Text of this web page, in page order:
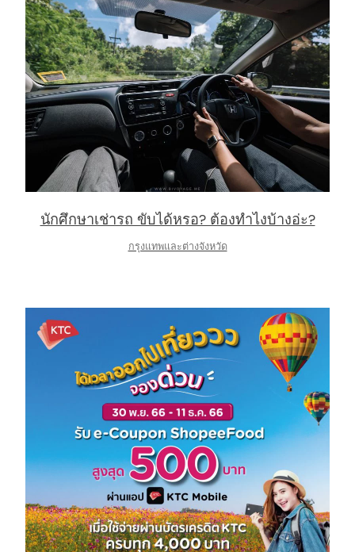
นักศึกษาเช่ารถ ขับได้หรอ? ต้องทำไงบ้างอ่ะ?
กรุงแทพและต่างจังหวัด